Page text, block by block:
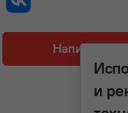
Написать
и